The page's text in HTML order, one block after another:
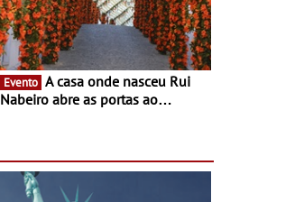
Evento
Nabeiro abre as portas ao